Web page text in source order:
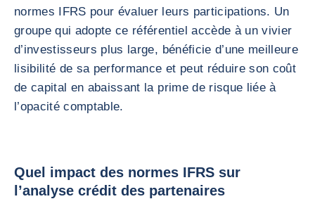
normes IFRS pour évaluer leurs participations. Un
groupe qui adopte ce référentiel accède à un vivier
d’investisseurs plus large, bénéficie d’une meilleure
lisibilité de sa performance et peut réduire son coût
de capital en abaissant la prime de risque liée à
l’opacité comptable.
Quel impact des normes IFRS sur
l’analyse crédit des partenaires